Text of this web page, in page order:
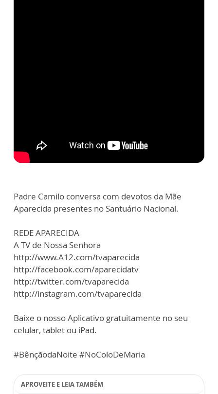
Padre Camilo conversa com devotos da Mãe
Aparecida presentes no Santuário Nacional.
REDE APARECIDA
A TV de Nossa Senhora
http://www.A12.com/tvaparecida
http://facebook.com/aparecidatv
http://twitter.com/tvaparecida
http://instagram.com/tvaparecida
Baixe o nosso Aplicativo gratuitamente no seu
celular, tablet ou iPad.
#BênçãodaNoite #NoColoDeMaria
APROVEITE E LEIA TAMBÉM